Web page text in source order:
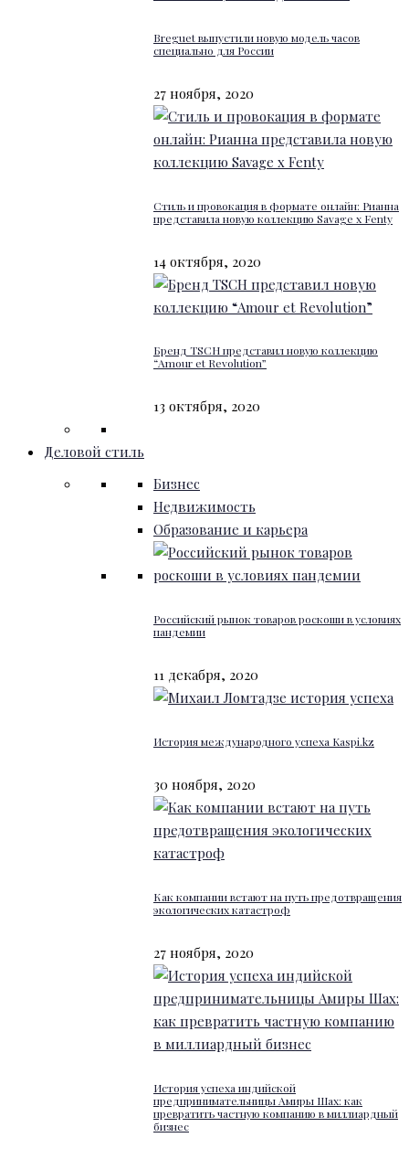
Breguet выпустили новую модель часов
специально для России
27 ноября, 2020
Стиль и провокация в формате онлайн: Рианна
представила новую коллекцию Savage x Fenty
14 октября, 2020
Бренд TSCH представил новую коллекцию
“Amour et Revolution”
13 октября, 2020
Деловой стиль
Бизнес
Недвижимость
Образование и карьера
Российский рынок товаров роскоши в условиях
пандемии
11 декабря, 2020
История международного успеха Kaspi.kz
30 ноября, 2020
Как компании встают на путь предотвращения
экологических катастроф
27 ноября, 2020
История успеха индийской
предпринимательницы Амиры Шах: как
превратить частную компанию в миллиардный
бизнес